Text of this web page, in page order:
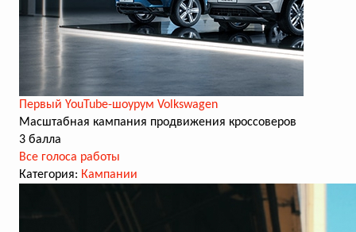
Первый YouTube-шоурум Volkswagen
Масштабная кампания продвижения кроссоверов
3 балла
Все голоса работы
Категория: Кампании